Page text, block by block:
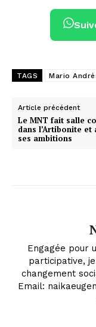
TAGS Mario
Article précédent
Le MNT fait salle
dans l’Artibonite et
ses ambitions
Engagée pour
participative,
changement
Email: